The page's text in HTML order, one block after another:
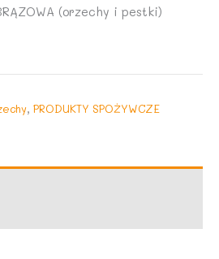
(orzechy i pestki)
, PRODUKTY SPOŻYWCZE